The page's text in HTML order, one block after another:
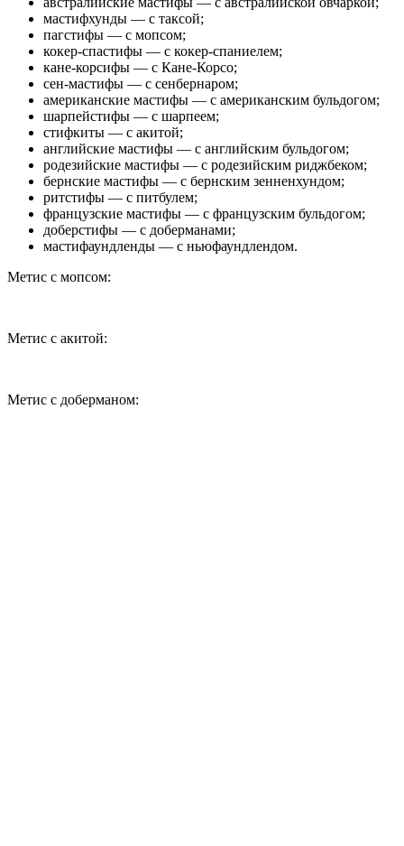
мастифхунды — с таксой;
пагстифы — с мопсом;
кокер-спастифы — с кокер-спаниелем;
кане-корсифы — с Кане-Корсо;
сен-мастифы — с сенбернаром;
американские мастифы — с американским бульдогом;
шарпейстифы — с шарпеем;
стифкиты — с акитой;
английские мастифы — с английским бульдогом;
родезийские мастифы — с родезийским риджбеком;
бернские мастифы — с бернским зенненхундом;
ритстифы — с питбулем;
французские мастифы — с французским бульдогом;
доберстифы — с доберманами;
мастифаундленды — с ньюфаундлендом.
Метис с мопсом:
Метис с акитой:
Метис с доберманом: